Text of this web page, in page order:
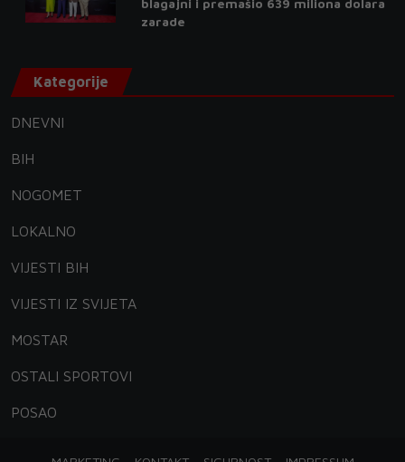
zarade
Kategorije
DNEVNI
BIH
NOGOMET
LOKALNO
VIJESTI BIH
VIJESTI IZ SVIJETA
MOSTAR
OSTALI SPORTOVI
POSAO